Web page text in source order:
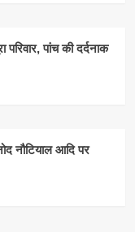
पांच की दर्दनाक
नौटियाल आदि पर